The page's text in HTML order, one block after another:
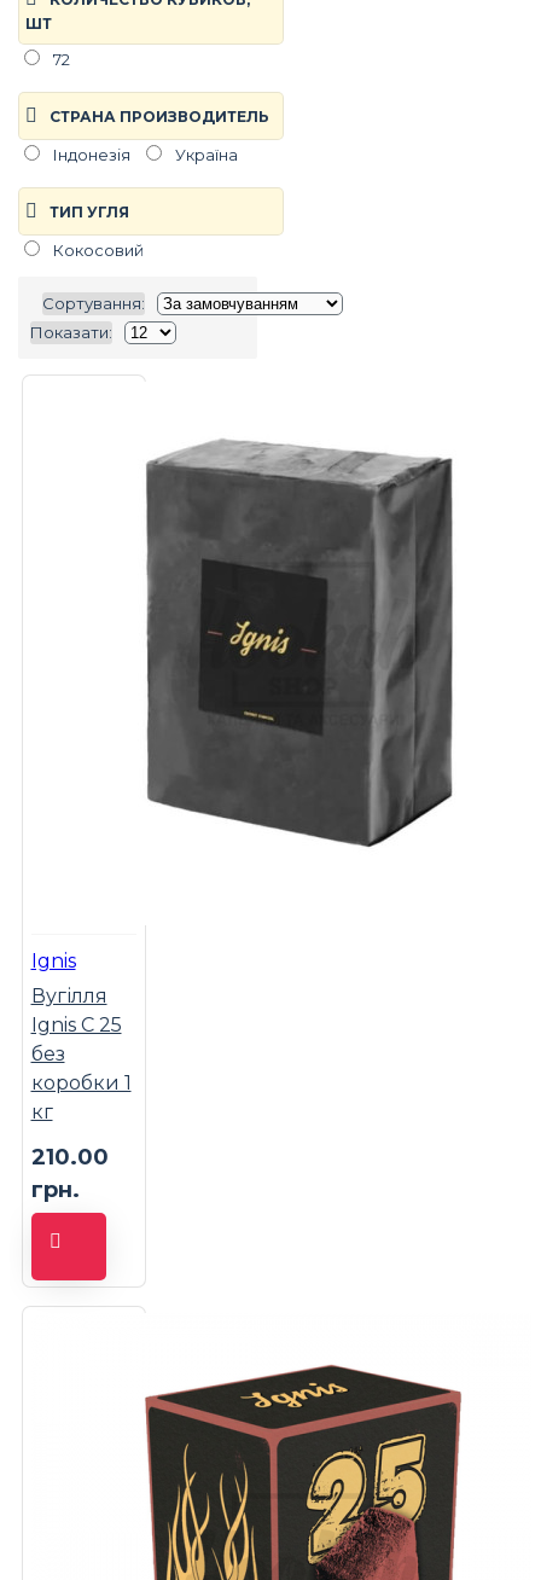
ШТ
72
СТРАНА ПРОИЗВОДИТЕЛЬ
Індонезія Україна
ТИП УГЛЯ
Кокосовий
Сортування:
Показати:
Ignis
Вугілля
Ignis C 25
без
коробки 1
кг
210.00
грн.